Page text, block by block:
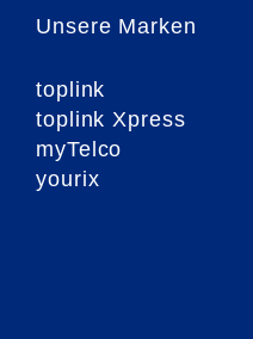
Unsere Marken
toplink
toplink Xpress
myTelco
yourix